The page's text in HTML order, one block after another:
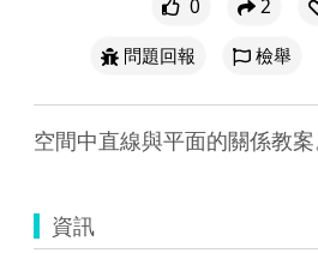
0 2
問題回報
檢舉
空間中直線與平面的關係教案
資訊